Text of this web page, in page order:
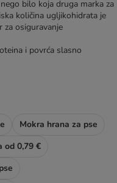
bilo koja druga marka za
količina ugljikohidrata je
za osiguravanje
i povrća slasno
Mokra hrana za pse
od 0,79 €